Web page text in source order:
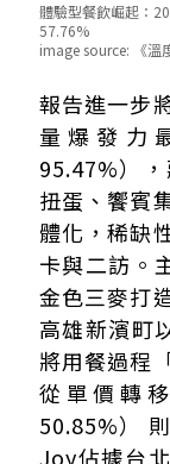
體驗型餐飲崛起：
57.76%
image source: 《溫
報告進一步
量爆發力
95.47%）
扭蛋、饗賓
體化，稀缺
卡與二訪。
金色三麥打
高雄新濱町
將用餐過程
從單價轉
50.85%）
Joy佔據台